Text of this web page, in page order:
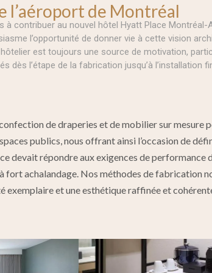
l’aéroport de Montréal
à contribuer au nouvel hôtel Hyatt Place Montréal-
l’opportunité de donner vie à cette vision
est toujours une source de motivation,
dès l’étape de la fabrication jusqu’à l’installation
de draperies et de mobilier sur mesure
publics, nous offrant ainsi l’occasion de
devait répondre aux exigences de performance
fort achalandage. Nos méthodes de fabrication
exemplaire et une esthétique raffinée et